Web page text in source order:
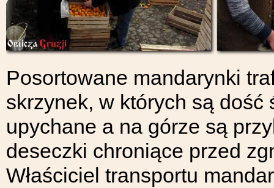
Posortowane mandarynki
skrzynek, w których są dość
upychane a na górze są
deseczki chroniące przed
Właściciel transportu